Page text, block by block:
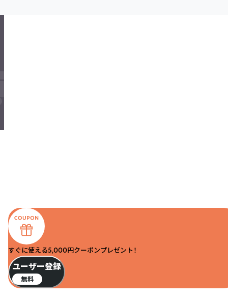
すぐに使える5,000円クーポンプレゼント！
ユーザー登録
無料